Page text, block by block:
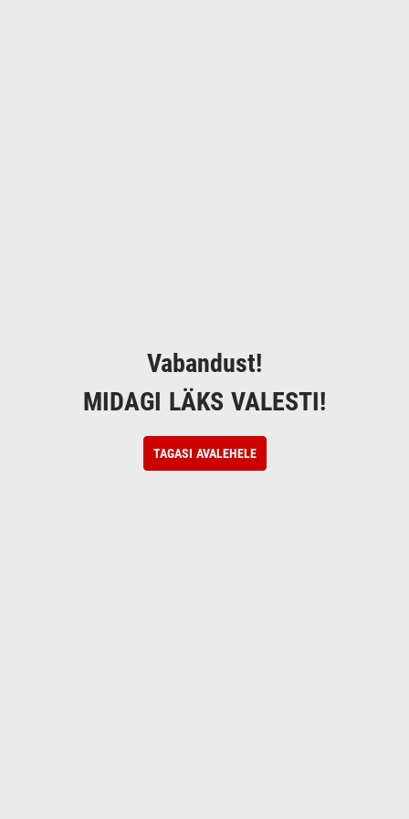
Vabandust!
MIDAGI LÄKS VALESTI!
TAGASI AVALEHELE